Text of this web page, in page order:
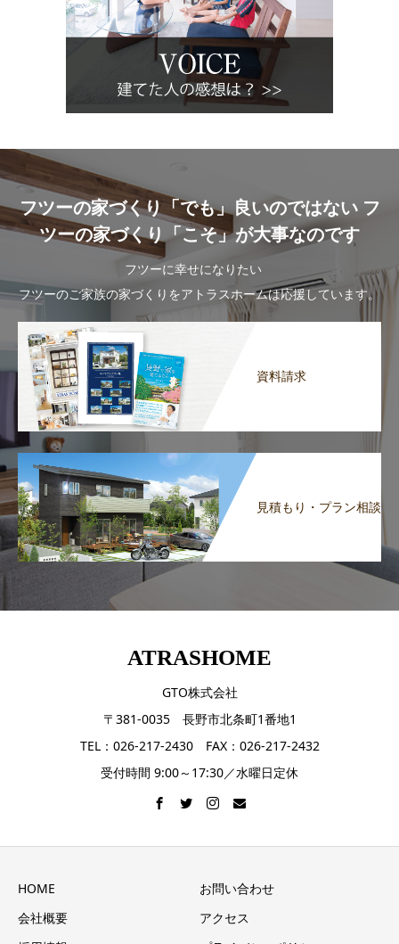
フツーの家づくり「でも」良いのではない フ
ツーの家づくり「こそ」が大事なのです
フツーに幸せになりたい
フツーのご家族の家づくりをアトラスホームは応援しています。
資料請求
見積もり・プラン相談
ATRASHOME
GTO株式会社
〒381-0035 長野市北条町1番地1
TEL：026-217-2430 FAX：026-217-2432
受付時間 9:00～17:30／水曜日定休
HOME
お問い合わせ
会社概要
アクセス